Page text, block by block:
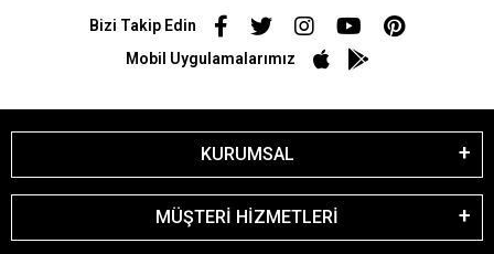
Bizi Takip Edin
Mobil Uygulamalarımız
KURUMSAL
MÜŞTERİ HİZMETLERİ